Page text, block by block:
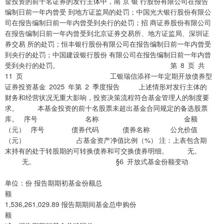
编制日前一年内曾受 到地方证监局的处罚；中国光大银行股份有限公
司在报告编制日前一年内曾受到央行的处罚；招 商证券股份有限公司
在报告编制日前一年内曾受到北京证券交易所、地方证监局、深圳证
券交易 所的处罚；恒丰银行股份有限公司在报告编制日前一年内曾受
到央行的处罚；中国建设银行股份 有限公司在报告编制日前一年内曾
受到央行的处罚。 第 8 页 共
11 页 工银瑞信添祥一年定期开放债券型
证券投资基金 2025 年第 2 季度报告 上述情形对发行主体的
财务和经营状况无重大影响，投资决策流程符合基金管理人的制度要
求。 本基金投资的前十名股票未超出基金合同规定的备选股票
库。 序号 名称 金额
（元） 序号 债券代码 债券名称 公允价值
（元） 占基金资产净值比例（%） 注：上表包含期
末持有的处于转股期的可转换债券和可交换债券明细。 无。
无。 §6 开放式基金份额变动
单位：份 报告期期初基金份额总
额
1,536,261,029.89 报告期期间基金总申购份
额